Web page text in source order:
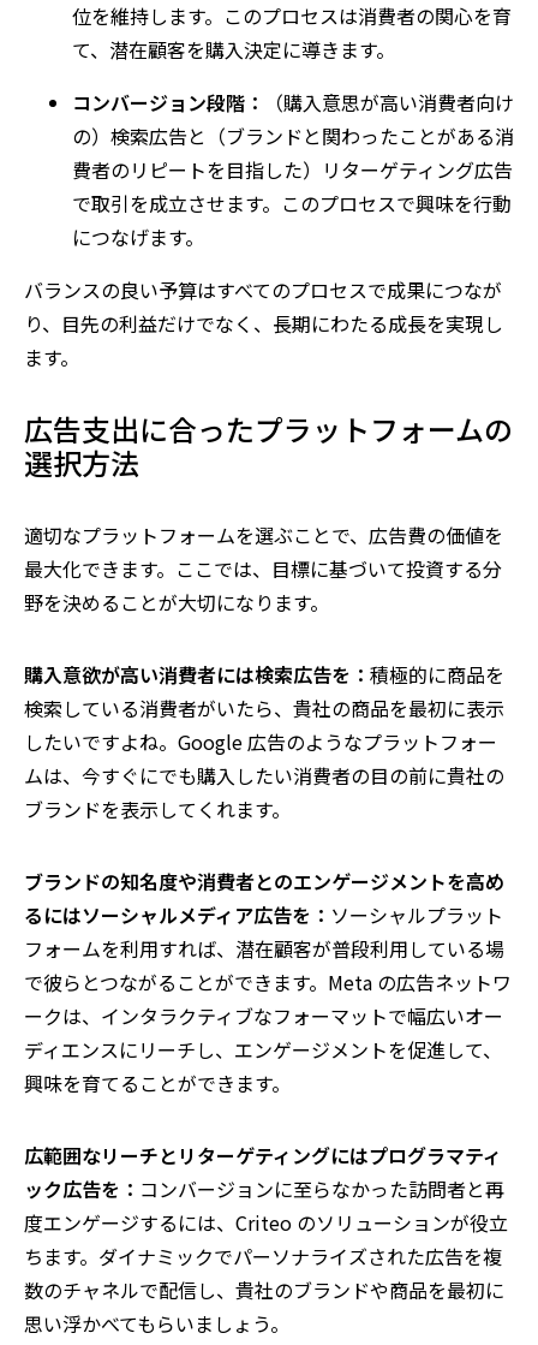
位を維持します。このプロセスは消費者の関心を育
て、潜在顧客を購入決定に導きます。
コンバージョン段階：
（購入意思が高い消費者向け
の）検索広告と（ブランドと関わったことがある消
費者のリピートを目指した）リターゲティング広告
で取引を成立させます。このプロセスで興味を行動
につなげます。
バランスの良い予算はすべてのプロセスで成果につなが
り、目先の利益だけでなく、長期にわたる成長を実現し
ます。
広告支出に合ったプラットフォームの
選択方法
適切なプラットフォームを選ぶことで、広告費の価値を
最大化できます。ここでは、目標に基づいて投資する分
野を決めることが大切になります。
購入意欲が高い消費者には検索広告を： 積極的に商品を
検索している消費者がいたら、貴社の商品を最初に表示
したいですよね。Google 広告のようなプラットフォー
ムは、今すぐにでも購入したい消費者の目の前に貴社の
ブランドを表示してくれます。
ブランドの知名度や消費者とのエンゲージメントを高め
るにはソーシャルメディア広告を： ソーシャルプラット
フォームを利用すれば、潜在顧客が普段利用している場
で彼らとつながることができます。Meta の広告ネットワ
ークは、インタラクティブなフォーマットで幅広いオー
ディエンスにリーチし、エンゲージメントを促進して、
興味を育てることができます。
広範囲なリーチとリターゲティングにはプログラマティ
ック広告を： コンバージョンに至らなかった訪問者と再
度エンゲージするには、Criteo のソリューションが役立
ちます。ダイナミックでパーソナライズされた広告を複
数のチャネルで配信し、貴社のブランドや商品を最初に
思い浮かべてもらいましょう。